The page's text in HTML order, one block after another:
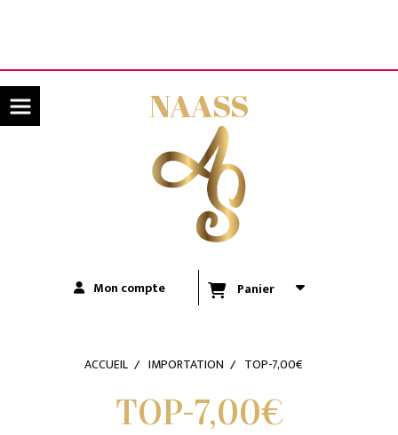
NAASS
Mon compte Panier
ACCUEIL IMPORTATION TOP-7,00€
TOP-7,00€